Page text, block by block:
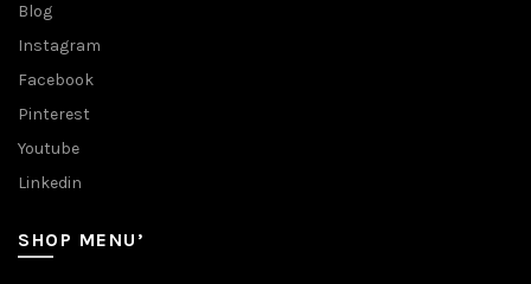
Blog
Instagram
Facebook
Pinterest
Youtube
Linkedin
SHOP MENU’